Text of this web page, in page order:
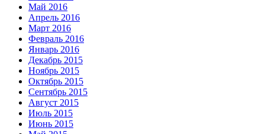
Май 2016
Апрель 2016
Март 2016
Февраль 2016
Январь 2016
Декабрь 2015
Ноябрь 2015
Октябрь 2015
Сентябрь 2015
Август 2015
Июль 2015
Июнь 2015